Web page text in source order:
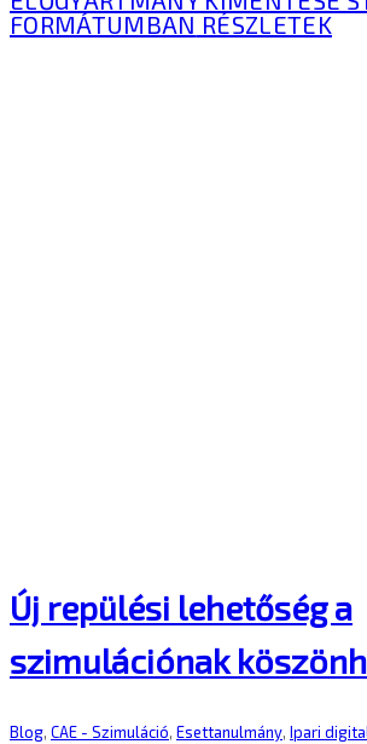
FORMÁTUMBAN RÉSZLETEK
Új repülési lehetőség a
szimulációnak
Blog, CAE - Szimuláció, Esettanulmány, Ipari